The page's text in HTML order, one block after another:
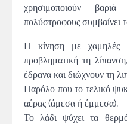
χρησιμοποιούν
πολύστροφους συμβαίνει
Η κίνηση με χαμηλές
προβληματική τη
έδρανα και διώχνουν τη
Παρόλο που το τελικό
αέρας (άμεσα ή έμμεσα),
Το λάδι ψύχει τα